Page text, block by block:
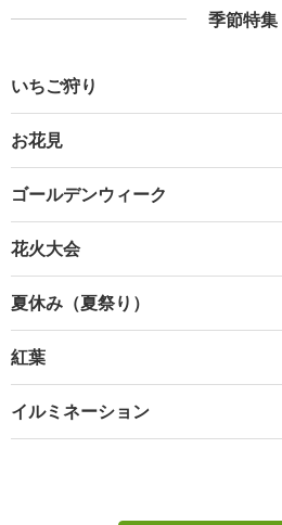
季節特集
いちご狩り
お花見
ゴールデンウィーク
花火大会
夏休み（夏祭り）
紅葉
イルミネーション